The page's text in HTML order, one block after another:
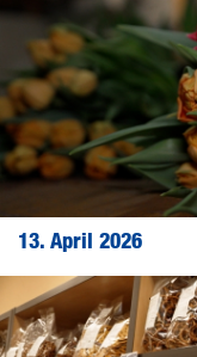
13. April 2026